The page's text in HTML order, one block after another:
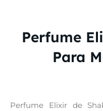
Perfume
Para
Perfume Elixir de